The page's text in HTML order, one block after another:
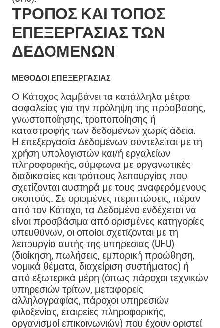
ΤΡΌΠΟΣ ΚΑΙ ΤΌΠΟΣ
ΕΠΕΞΕΡΓΑΣΊΑΣ ΤΩΝ
ΔΕΔΟΜΈΝΩΝ
ΜΈΘΟΔΟΙ ΕΠΕΞΕΡΓΑΣΊΑΣ
Ο Κάτοχος λαμβάνει τα κατάλληλα μέτρα
ασφαλείας για την πρόληψη της πρόσβασης,
γνωστοποίησης, τροποποίησης ή
καταστροφής των δεδομένων χωρίς άδεια.
Η επεξεργασία Δεδομένων συντελείται με τη
χρήση υπολογιστών και/ή εργαλείων
πληροφορικής, σύμφωνα με οργανωτικές
διαδικασίες και τρόπους λειτουργίας που
σχετίζονται αυστηρά με τους αναφερόμενους
σκοπούς. Σε ορισμένες περιπτώσεις, πέραν
από τον Κάτοχο, τα Δεδομένα ενδέχεται να
είναι προσβάσιμα από ορισμένες κατηγορίες
υπευθύνων, οι οποίοι σχετίζονται με τη
λειτουργία αυτής της υπηρεσίας (UHU)
(διοίκηση, πωλήσεις, εμπορική προώθηση,
νομικά θέματα, διαχείριση συστήματος) ή
από εξωτερικά μέρη (όπως πάροχοι τεχνικών
υπηρεσιών τρίτων, μεταφορείς
αλληλογραφίας, πάροχοι υπηρεσιών
φιλοξενίας, εταιρείες πληροφορικής,
οργανισμοί επικοινωνιών) που έχουν οριστεί